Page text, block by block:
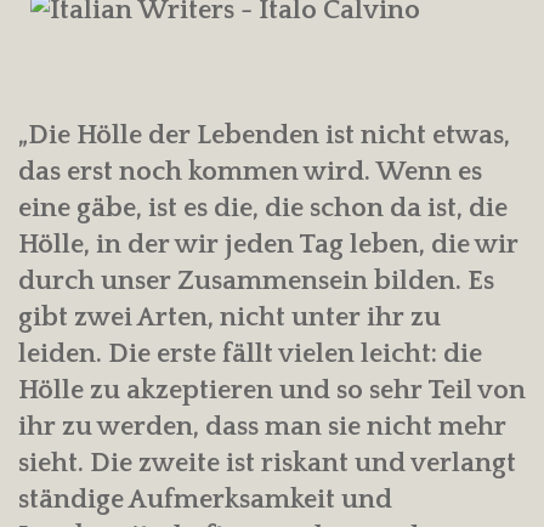
„Die Hölle der Lebenden ist nicht etwas,
das erst noch kommen wird. Wenn es
eine gäbe, ist es die, die schon da ist, die
Hölle, in der wir jeden Tag leben, die wir
durch unser Zusammensein bilden. Es
gibt zwei Arten, nicht unter ihr zu
leiden. Die erste fällt vielen leicht: die
Hölle zu akzeptieren und so sehr Teil von
ihr zu werden, dass man sie nicht mehr
sieht. Die zweite ist riskant und verlangt
ständige Aufmerksamkeit und